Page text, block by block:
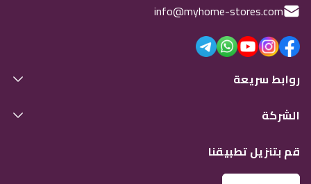
info@myhome-stores.com
روابط سريعة
الشركة
قم بتنزيل تطبيقنا